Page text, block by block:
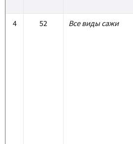
4 52 Все виды сажи